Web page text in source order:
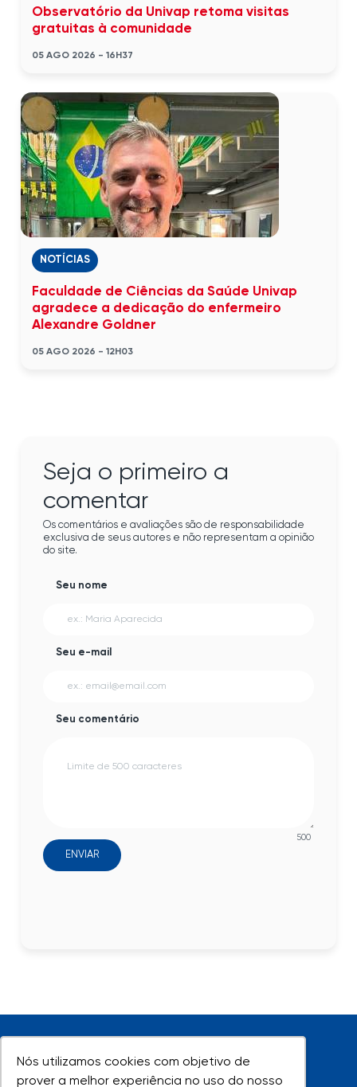
Nós utilizamos cookies com objetivo de
prover a melhor experiência no uso do nosso
Nós utilizamos cookies com objetivo de
prover a melhor experiência no uso do nosso
Observatório da Univap retoma visitas
gratuitas à comunidade
05 AGO 2026 - 16H37
NOTÍCIAS
Faculdade de Ciências da Saúde Univap
agradece a dedicação do enfermeiro
Alexandre Goldner
05 AGO 2026 - 12H03
Seja o primeiro a
comentar
Os comentários e avaliações são de responsabilidade
exclusiva de seus autores e não representam a opinião
do site.
Seu nome
Seu e-mail
Seu comentário
500
ENVIAR